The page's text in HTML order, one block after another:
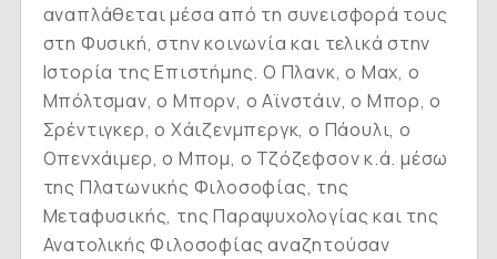
αναπλάθεται μέσα από τη συνεισφορά τους
στη Φυσική, στην κοινωνία και τελικά στην
Ιστορία της Επιστήμης. Ο Πλανκ, ο Μαχ, ο
Μπόλτσμαν, ο Μπορν, ο Αϊνστάιν, ο Μπορ, ο
Σρέντιγκερ, ο Χάιζενμπεργκ, ο Πάουλι, ο
Οπενχάιμερ, ο Μπομ, ο Τζόζεφσον κ.ά. μέσω
της Πλατωνικής Φιλοσοφίας, της
Μεταφυσικής, της Παραψυχολογίας και της
Ανατολικής Φιλοσοφίας αναζητούσαν